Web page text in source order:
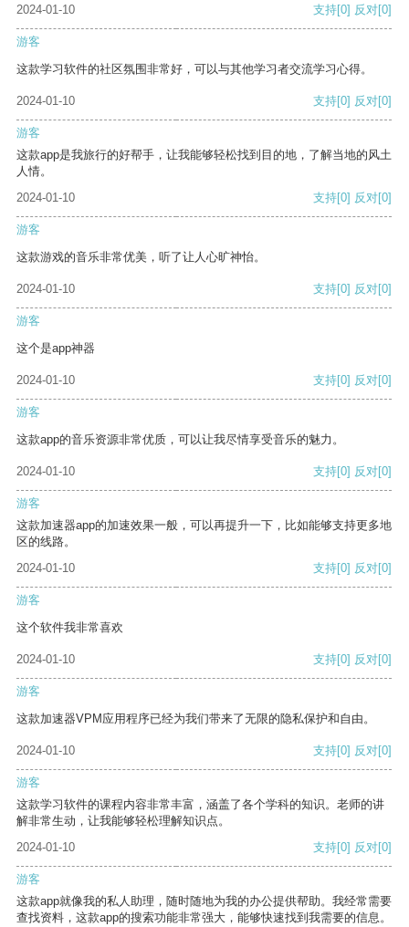
2024-01-10 支持[0] 反对[0]
游客
这款学习软件的社区氛围非常好，可以与其他学习者交流学习心得。
2024-01-10 支持[0] 反对[0]
游客
这款app是我旅行的好帮手，让我能够轻松找到目的地，了解当地的风土
人情。
2024-01-10
支持[0] 反对[0]
游客
这款游戏的音乐非常优美，听了让人心旷神怡。
2024-01-10 支持[0] 反对[0]
游客
这个是app神器
2024-01-10 支持[0] 反对[0]
游客
这款app的音乐资源非常优质，可以让我尽情享受音乐的魅力。
2024-01-10 支持[0] 反对[0]
游客
这款加速器app的加速效果一般，可以再提升一下，比如能够支持更多地
区的线路。
2024-01-10
支持[0] 反对[0]
游客
这个软件我非常喜欢
2024-01-10 支持[0] 反对[0]
游客
这款加速器VPM应用程序已经为我们带来了无限的隐私保护和自由。
2024-01-10 支持[0] 反对[0]
游客
这款学习软件的课程内容非常丰富，涵盖了各个学科的知识。老师的讲
解非常生动，让我能够轻松理解知识点。
2024-01-10
支持[0] 反对[0]
游客
这款app就像我的私人助理，随时随地为我的办公提供帮助。我经常需要
查找资料，这款app的搜索功能非常强大，能够快速找到我需要的信息。